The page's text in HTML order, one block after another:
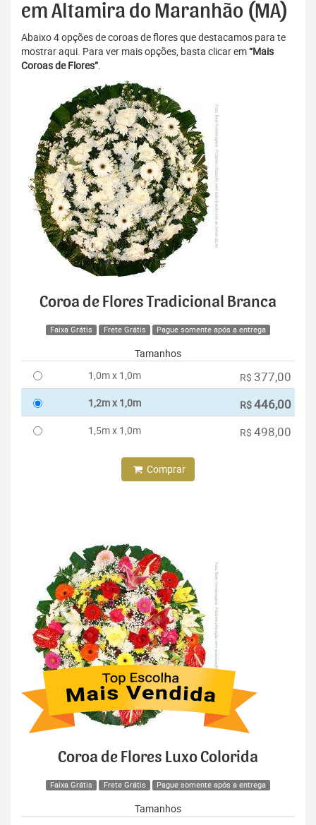
em Altamira do Maranhão (MA)
Abaixo 4 opções de coroas de flores que destacamos para te
mostrar aqui. Para ver mais opções, basta clicar em“Mais
Coroas de Flores”.
Coroa de Flores Tradicional Branca
Faixa Grátis Frete Grátis Pague somente após a entrega
Tamanhos
1,0m x 1,0m
R$ 377,00
1,2m x 1,0m R$446,00
1,5m x 1,0m R$ 498,00
Comprar
Coroa de Flores Luxo Colorida
Faixa Grátis Frete Grátis Pague somente após a entrega
Tamanhos